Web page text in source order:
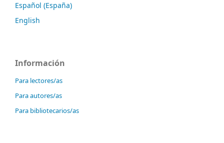
Español (España)
English
Información
Para lectores/as
Para autores/as
Para bibliotecarios/as